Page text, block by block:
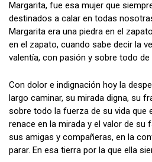
Margarita, fue esa mujer que
destinados a calar en todas
Margarita era una piedra en el
en el zapato, cuando sabe decir la
valentía, con pasión y sobre todo
Con dolor e indignación hoy la
largo caminar, su mirada digna, su
sobre todo la fuerza de su vida que
renace en la mirada y el valor de su
sus amigas y compañeras, en la
parar. En esa tierra por la que ella